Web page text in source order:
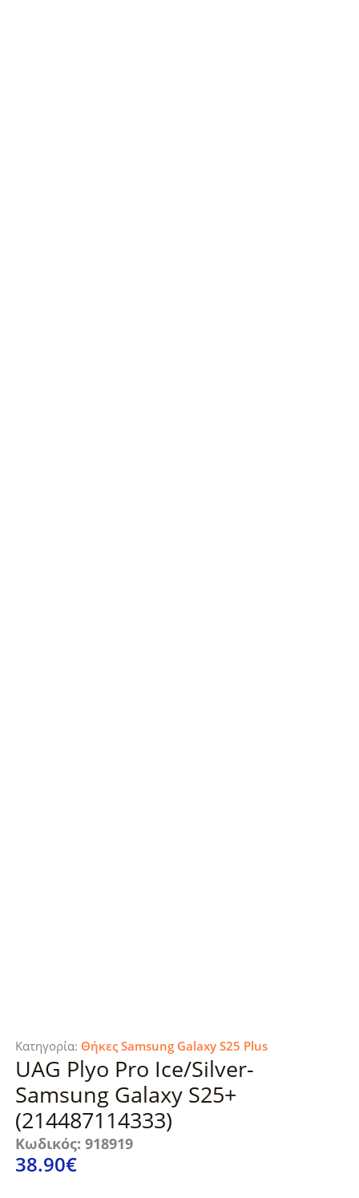
Κατηγορία: Θήκες Samsung Galaxy S25 Plus
UAG Plyo Pro Ice/Silver-
Samsung Galaxy S25+
(214487114333)
Κωδικός: 918919
38.90€